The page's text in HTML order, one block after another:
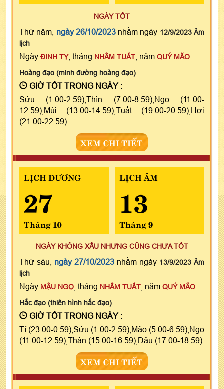
NGÀY TỐT
Thứ năm, ngày 26/10/2023nhằm ngày 12/9/2023 Âm
lịch
Ngày ĐINH TỴ, tháng NHÂM TUẤT , năm QUÝ MÃO
Hoàng đạo (minh đường hoàng đạo)
GIỜ TỐT TRONG NGÀY :
Sửu (1:00-2:59),Thìn (7:00-8:59),Ngọ (11:00-
12:59),Mùi (13:00-14:59),Tuất (19:00-20:59),Hợi
(21:00-22:59)
XEM CHI TIẾT
LỊCH DƯƠNG
27
Tháng 10
LỊCH ÂM
13
Tháng 9
NGÀY KHÔNG XẤU NHƯNG CŨNG CHƯA TỐT
Thứ sáu, ngày 27/10/2023 nhằm ngày 13/9/2023 Âm
lịch
Ngày MẬU NGỌ , tháng NHÂM TUẤT , năm QUÝ MÃO
Hắc đạo (thiên hình hắc đạo)
GIỜ TỐT TRONG NGÀY :
Tí (23:00-0:59),Sửu (1:00-2:59),Mão (5:00-6:59),Ngọ
(11:00-12:59),Thân (15:00-16:59),Dậu (17:00-18:59)
XEM CHI TIẾT